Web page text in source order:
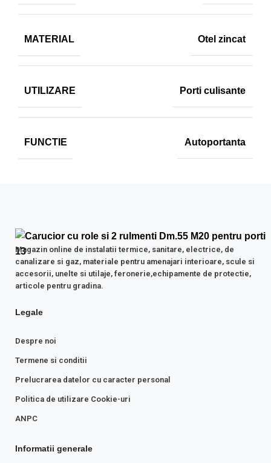
MATERIAL Otel zincat
UTILIZARE Porti culisante
FUNCTIE Autoportanta
Magazin online de instalatii termice, sanitare, electrice, de
canalizare si gaz, materiale pentru amenajari interioare, scule si
accesorii, unelte si utilaje, feronerie,echipamente de protectie,
articole pentru gradina.
Legale
Despre noi
Termene si conditii
Prelucrarea datelor cu caracter personal
Politica de utilizare Cookie-uri
ANPC
Informatii generale